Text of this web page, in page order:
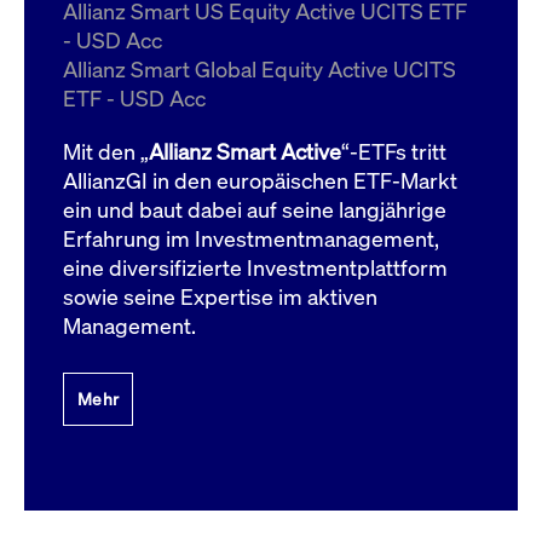
Allianz Smart US Equity Active UCITS ETF
- USD Acc
Allianz Smart Global Equity Active UCITS
ETF - USD Acc
Mit den „Allianz Smart Active“-ETFs tritt
AllianzGI in den europäischen ETF-Markt
ein und baut dabei auf seine langjährige
Erfahrung im Investmentmanagement,
eine diversifizierte Investmentplattform
sowie seine Expertise im aktiven
Management.
Mehr
ApplicationGatewayAffinityCORS
boerse.com
Domain
bis